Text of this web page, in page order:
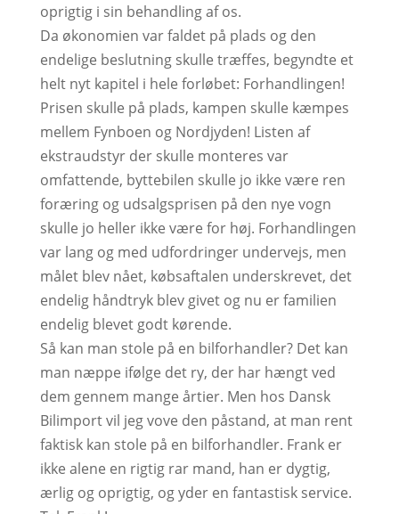
oprigtig i sin behandling af os.
Da økonomien var faldet på plads og den
endelige beslutning skulle træffes, begyndte et
helt nyt kapitel i hele forløbet: Forhandlingen!
Prisen skulle på plads, kampen skulle kæmpes
mellem Fynboen og Nordjyden! Listen af
ekstraudstyr der skulle monteres var
omfattende, byttebilen skulle jo ikke være ren
foræring og udsalgsprisen på den nye vogn
skulle jo heller ikke være for høj. Forhandlingen
var lang og med udfordringer undervejs, men
målet blev nået, købsaftalen underskrevet, det
endelig håndtryk blev givet og nu er familien
endelig blevet godt kørende.
Så kan man stole på en bilforhandler? Det kan
man næppe ifølge det ry, der har hængt ved
dem gennem mange årtier. Men hos Dansk
Bilimport vil jeg vove den påstand, at man rent
faktisk kan stole på en bilforhandler. Frank er
ikke alene en rigtig rar mand, han er dygtig,
ærlig og oprigtig, og yder en fantastisk service.